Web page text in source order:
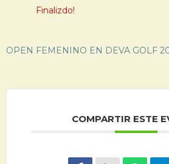
Finalizdo!
OPEN FEMENINO EN DEVA GOLF
COMPARTIR ESTE